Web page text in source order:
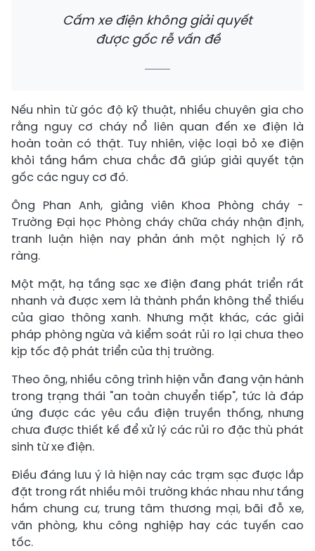
Cấm xe điện không giải quyết
được gốc rễ vấn đề
Nếu nhìn từ góc độ kỹ thuật, nhiều chuyên gia cho
rằng nguy cơ cháy nổ liên quan đến xe điện là
hoàn toàn có thật. Tuy nhiên, việc loại bỏ xe điện
khỏi tầng hầm chưa chắc đã giúp giải quyết tận
gốc các nguy cơ đó.
Ông Phan Anh, giảng viên Khoa Phòng cháy -
Trường Đại học Phòng cháy chữa cháy nhận định,
tranh luận hiện nay phản ánh một nghịch lý rõ
ràng.
Một mặt, hạ tầng sạc xe điện đang phát triển rất
nhanh và được xem là thành phần không thể thiếu
của giao thông xanh. Nhưng mặt khác, các giải
pháp phòng ngừa và kiểm soát rủi ro lại chưa theo
kịp tốc độ phát triển của thị trường.
Theo ông, nhiều công trình hiện vẫn đang vận hành
trong trạng thái "an toàn chuyển tiếp", tức là đáp
ứng được các yêu cầu điện truyền thống, nhưng
chưa được thiết kế để xử lý các rủi ro đặc thù phát
sinh từ xe điện.
Điều đáng lưu ý là hiện nay các trạm sạc được lắp
đặt trong rất nhiều môi trường khác nhau như tầng
hầm chung cư, trung tâm thương mại, bãi đỗ xe,
văn phòng, khu công nghiệp hay các tuyến cao
tốc.